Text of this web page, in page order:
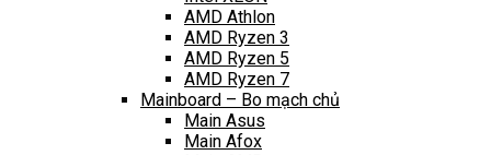
AMD Athlon
AMD Ryzen 3
AMD Ryzen 5
AMD Ryzen 7
Mainboard – Bo mạch chủ
Main Asus
Main Afox